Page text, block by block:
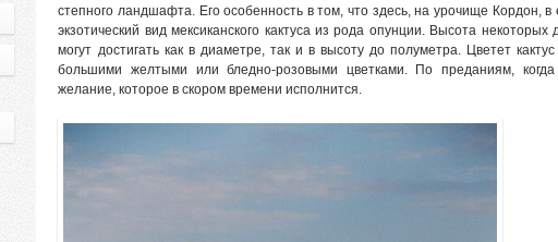
степного ландшафта. Его особенность в том, что здесь, на урочище Кордон,
экзотический вид мексиканского кактуса из рода опунции. Высота
могут достигать как в диаметре, так и в высоту до полуметра. Цветет
большими желтыми или бледно-розовыми цветками. По преданиям, когда
желание, которое в скором времени исполнится.